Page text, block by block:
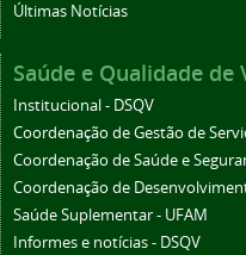
Últimas Notícias
Saúde e Qualidade de
Institucional - DSQV
Coordenação de Gestão de
Coordenação de Saúde e
Coordenação de
Saúde Suplementar - UFAM
Informes e notícias - DSQV